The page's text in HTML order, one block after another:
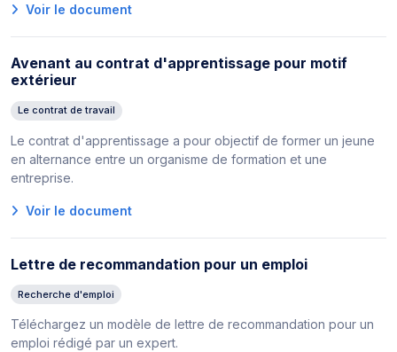
Voir le document
Avenant au contrat d'apprentissage pour motif
extérieur
Le contrat de travail
Le contrat d'apprentissage a pour objectif de former un jeune
en alternance entre un organisme de formation et une
entreprise.
Voir le document
Lettre de recommandation pour un emploi
Recherche d'emploi
Téléchargez un modèle de lettre de recommandation pour un
emploi rédigé par un expert.